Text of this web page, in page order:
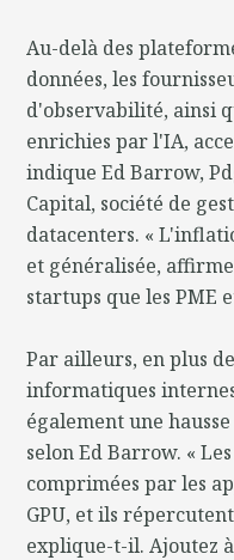
Au-delà des
données, les
d'observabilité, ainsi
enrichies par l'IA,
indique Ed Barrow,
Capital, société de
datacenters. «
et généralisée,
startups que les PME
Par ailleurs, en plus
informatiques
également une hausse
selon Ed Barrow. «
comprimées par les
GPU, et ils
explique-t-il. Ajoutez